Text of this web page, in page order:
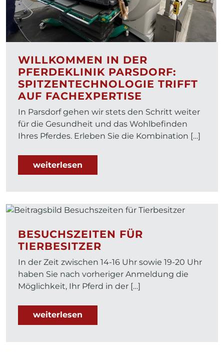
WILLKOMMEN IN DER
PFERDEKLINIK PARSDORF:
SPITZENTECHNOLOGIE TRIFFT
AUF FACHEXPERTISE
In Parsdorf gehen wir stets den Schritt weiter
für die Gesundheit und das Wohlbefinden
Ihres Pferdes. Erleben Sie die Kombination […]
weiterlesen
BESUCHSZEITEN FÜR
TIERBESITZER
In der Zeit zwischen 14-16 Uhr sowie 19-20 Uhr
haben Sie nach vorheriger Anmeldung die
Möglichkeit, Ihr Pferd in der […]
weiterlesen